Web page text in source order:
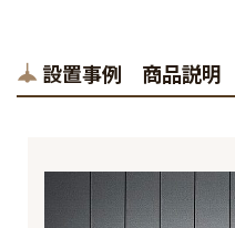
設置事例 商品説明